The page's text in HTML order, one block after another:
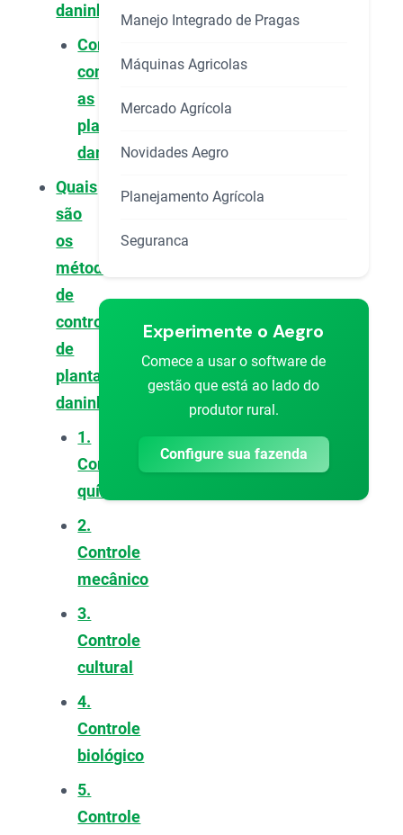
daninhas?
Como
controlar
as
plantas
daninhas?
Quais
são
os
métodos
de
controle
de
plantas
daninhas?
1.
Controle
químico
2.
Controle
mecânico
3.
Controle
cultural
4.
Controle
biológico
5.
Controle
Manejo Integrado de Pragas
Máquinas Agricolas
Mercado Agrícola
Novidades Aegro
Planejamento Agrícola
Seguranca
Experimente o Aegro
Comece a usar o software de
gestão que está ao lado do
produtor rural.
Configure sua fazenda